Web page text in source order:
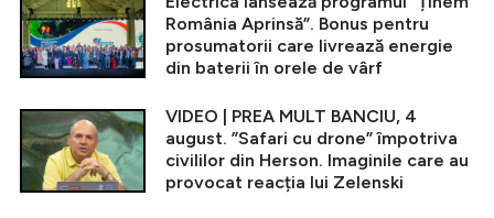
România Aprinsă”. Bonus pentru
prosumatorii care livrează energie
din baterii în orele de vârf
VIDEO | PREA MULT BANCIU, 4
august. ”Safari cu drone” împotriva
civililor din Herson. Imaginile care au
provocat reacția lui Zelenski